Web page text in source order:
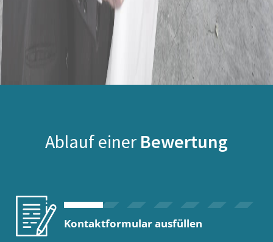
Ablauf einer Bewertung
Kontaktformular ausfüllen